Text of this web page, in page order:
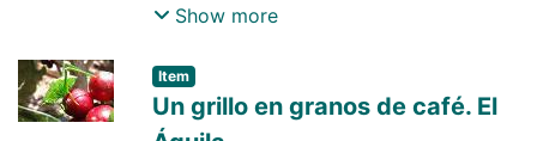
Natalio Serna. Municipio desde 1953.
caficultura, ganadería, minería,
explotación forestal, etc. Observamos
en la imagen, planta con granos de café
Show more
Item
Un grillo en granos de café. El